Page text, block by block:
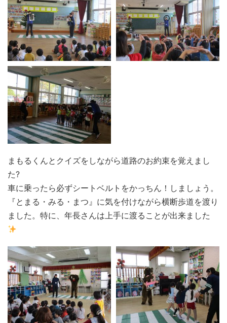
まもるくんとクイズをしながら道路のお約束を覚えまし
た?
車に乗ったら必ずシートベルトをかっちん！しましょう。
『とまる・みる・まつ』に気を付けながら横断歩道を渡り
ました。特に、年長さんは上手に渡ることが出来ました